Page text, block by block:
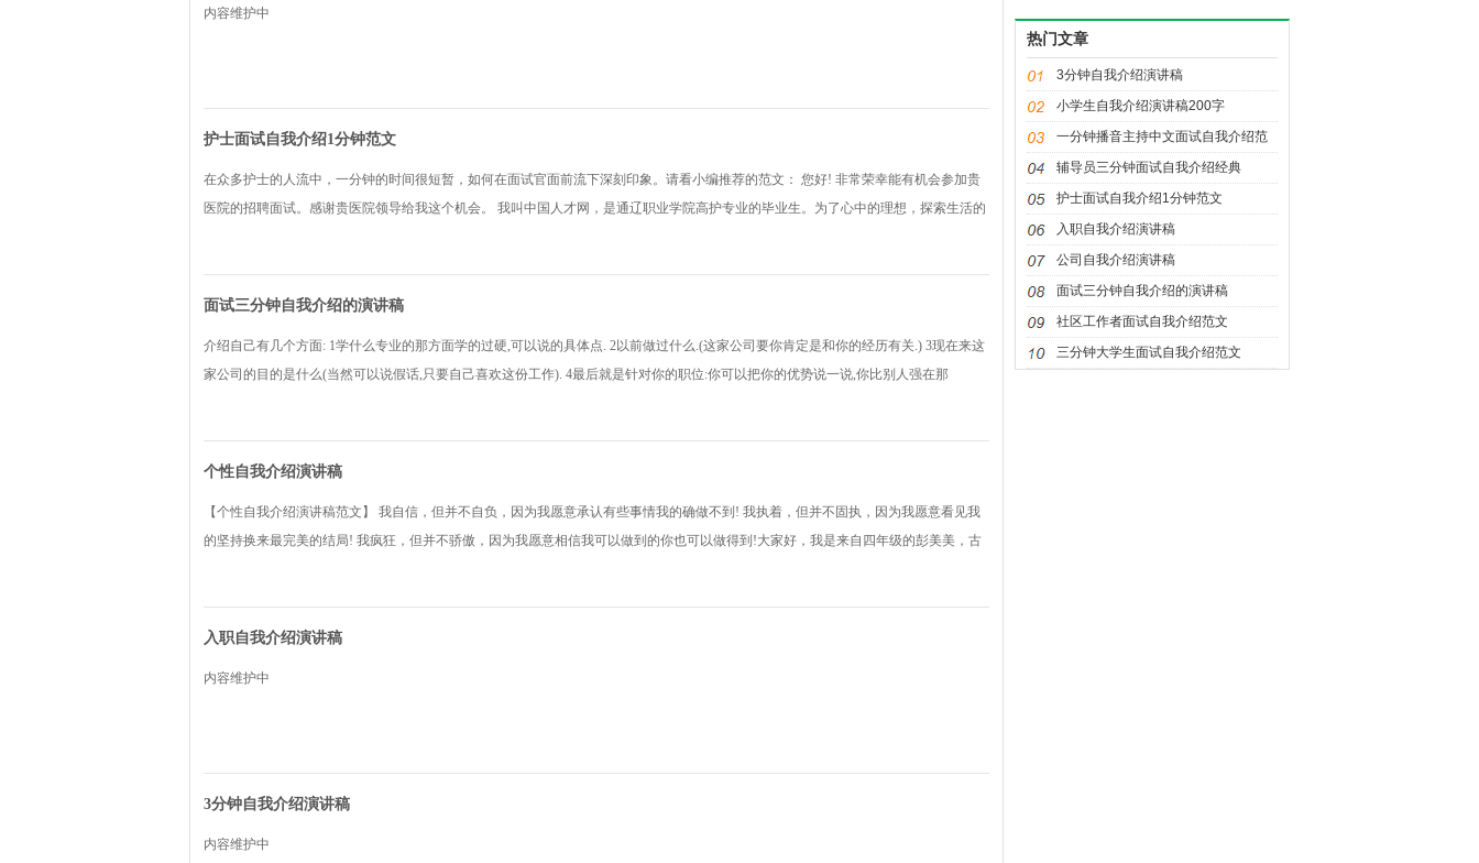
内容维护中
护士面试自我介绍1分钟范文
在众多护士的人流中，一分钟的时间很短暂，如何在面试官面前流下深刻印象。请看小编推荐的范文： 您好! 非常荣幸能有机会参加贵
医院的招聘面试。感谢贵医院领导给我这个机会。 我叫中国人才网，是通辽职业学院高护专业的毕业生。为了心中的理想，探索生活的
面试三分钟自我介绍的演讲稿
介绍自己有几个方面: 1学什么专业的那方面学的过硬,可以说的具体点. 2以前做过什么.(这家公司要你肯定是和你的经历有关.) 3现在来这
家公司的目的是什么(当然可以说假话,只要自己喜欢这份工作). 4最后就是针对你的职位:你可以把你的优势说一说,你比别人强在那
个性自我介绍演讲稿
【个性自我介绍演讲稿范文】 我自信，但并不自负，因为我愿意承认有些事情我的确做不到! 我执着，但并不固执，因为我愿意看见我
的坚持换来最完美的结局! 我疯狂，但并不骄傲，因为我愿意相信我可以做到的你也可以做得到!大家好，我是来自四年级的彭美美，古
入职自我介绍演讲稿
内容维护中
3分钟自我介绍演讲稿
内容维护中
热门文章
3分钟自我介绍演讲稿
小学生自我介绍演讲稿200字
一分钟播音主持中文面试自我介绍范
文
辅导员三分钟面试自我介绍经典
护士面试自我介绍1分钟范文
入职自我介绍演讲稿
公司自我介绍演讲稿
面试三分钟自我介绍的演讲稿
社区工作者面试自我介绍范文
三分钟大学生面试自我介绍范文